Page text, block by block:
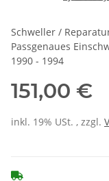
Schweller /
Passgenaues
1990 - 1994
151,00 €
inkl. 19% USt. , zzgl.